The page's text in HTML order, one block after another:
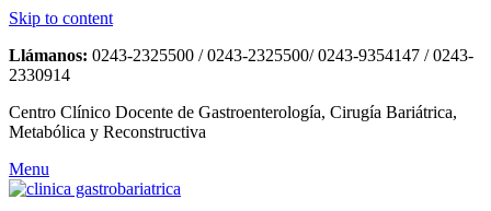
Skip to content
Llámanos: 0243-2325500 / 0243-2325500/ 0243-9354147 / 0243-
2330914
Centro Clínico Docente de Gastroenterología, Cirugía Bariátrica,
Metabólica y Reconstructiva
Menu